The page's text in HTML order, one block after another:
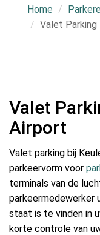
Home
Valet Parking
Valet
Airport
Valet parking bij
parkeervorm voor
terminals van de
parkeermedewerker
staat is te vinden in
korte controle van